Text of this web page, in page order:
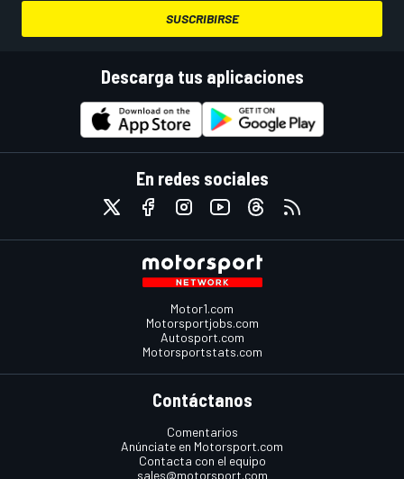
SUSCRIBIRSE
Descarga tus aplicaciones
En redes sociales
Motor1.com
Motorsportjobs.com
Autosport.com
Motorsportstats.com
Contáctanos
Comentarios
Anúnciate en Motorsport.com
Contacta con el equipo
sales@motorsport.com